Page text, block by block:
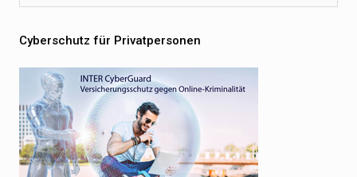
Cyberschutz für Privatpersonen